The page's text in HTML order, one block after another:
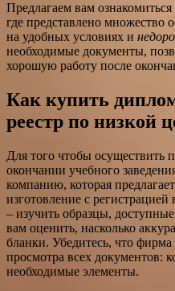
Предлагаем вам
где представлено множество
на удобных условиях и
необходимые документы,
хорошую работу после
Как купить
реестр по низкой
Для того чтобы осуществить
окончании учебного
компанию, которая
изготовление с регистрацией
– изучить образцы,
вам оценить, насколько
бланки. Убедитесь, что фирма
просмотра всех документов:
необходимые элементы.